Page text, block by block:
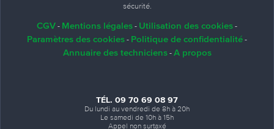
sécurité.
CGV - Mentions légales - Utilisation des cookies -
Paramètres des cookies - Politique de confidentialité -
Annuaire des techniciens- A propos
TÉL. 09 70 69 08 97
Du lundi au vendredi de 8h à 20h
Le samedi de 10h à 15h
Appel non surtaxé